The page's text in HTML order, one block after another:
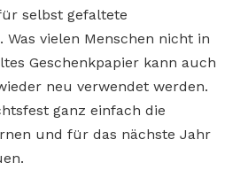
selbst gefaltete
Was vielen Menschen nicht in
Geschenkpapier kann auch
neu verwendet werden.
ganz einfach die
und für das nächste Jahr